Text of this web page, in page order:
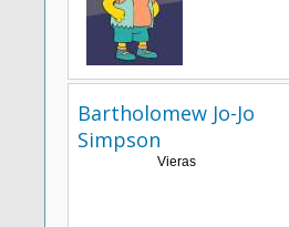
Bartholomew Jo-Jo
Simpson
Vieras